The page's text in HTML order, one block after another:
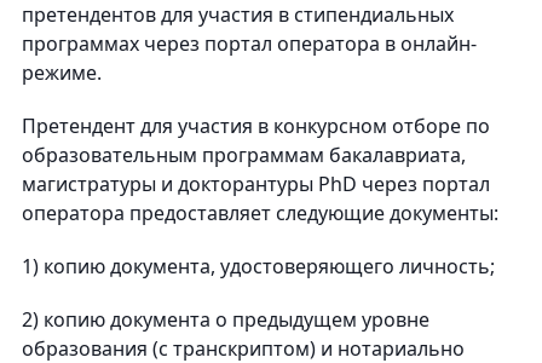
претендентов для участия в стипендиальных
программах через портал оператора в онлайн-
режиме.
Претендент для участия в конкурсном отборе по
образовательным программам бакалавриата,
магистратуры и докторантуры PhD через портал
оператора предоставляет следующие документы:
1) копию документа, удостоверяющего личность;
2) копию документа о предыдущем уровне
образования (с транскриптом) и нотариально